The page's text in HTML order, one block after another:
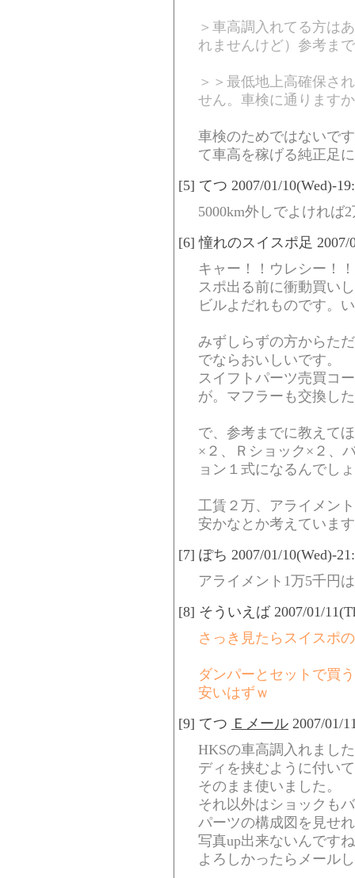
＞車高調入れてる方は
れませんけど）参考ま
＞＞最低地上高確保さ
せん。車検に通ります
車検のためではないで
て車高を稼げる純正足
[5] てつ 2007/01/10(Wed)-
5000km外しでよければ
[6] 憧れのスイスポ足 2007/
キャー！！ウレシー！
スポ出る前に衝動買い
ビルよだれものです。
みずしらずの方からた
でならおいしいです。
スイフトパーツ売買コ
が。マフラーも交換し
で、参考までに教えて
×２、Ｒショック×２、
ョン１式になるんでし
工賃２万、アライメン
安かなとか考えていま
[7] ぽち 2007/01/10(Wed)-
アライメント1万5千円
[8] そういえば 2007/01/
さっき見たらスイスポ
ダンパーとセットで買
安いはずｗ
[9] てつ Ｅメール 2007/01/
HKSの車高調入れまし
ディを挟むように付い
そのまま使いました。
それ以外はショックも
パーツの構成図を見せ
写真up出来ないんです
よろしかったらメール